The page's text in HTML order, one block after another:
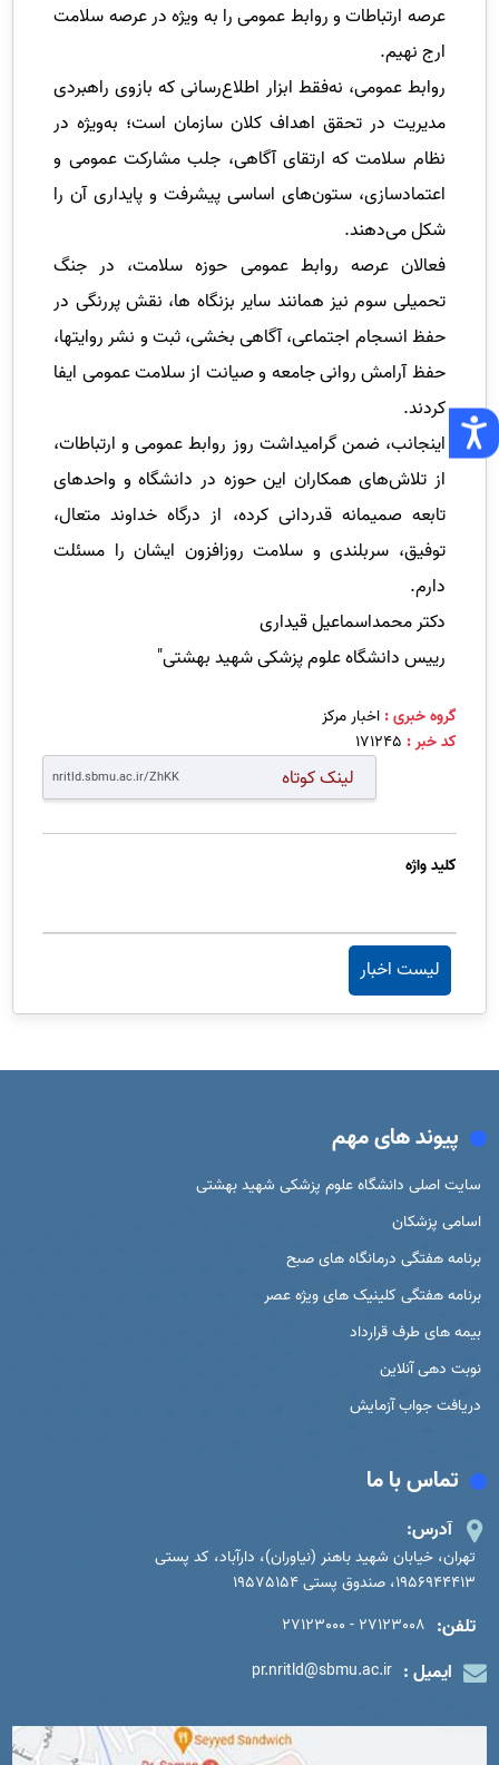
عرصه ارتباطات و روابط عمومی را به ویژه در عرصه سلامت
ارج نهیم.
روابط عمومی، نه‌فقط ابزار اطلاع‌رسانی که بازوی راهبردی
مدیریت در تحقق اهداف کلان سازمان است؛ به‌ویژه در
نظام سلامت که ارتقای آگاهی، جلب مشارکت عمومی و
اعتمادسازی، ستون‌های اساسی پیشرفت و پایداری آن را
شکل می‌دهند.
فعالان عرصه روابط عمومی حوزه سلامت، در جنگ
تحمیلی سوم نیز همانند سایر بزنگاه ها، نقش پررنگی در
حفظ انسجام اجتماعی، آگاهی بخشی، ثبت و نشر روایتها،
حفظ آرامش روانی جامعه و صیانت از سلامت عمومی ایفا
کردند.
اینجانب، ضمن گرامیداشت روز روابط عمومی و ارتباطات،
از تلاش‌های همکاران این حوزه در دانشگاه و واحدهای
تابعه صمیمانه قدردانی کرده، از درگاه خداوند متعال،
توفیق، سربلندی و سلامت روزافزون ایشان را مسئلت
دارم.
دکتر محمداسماعیل قیداری
رییس دانشگاه علوم پزشکی شهید بهشتی"
گروه خبری :اخبار مرکز
کد خبر : 171245
لینک کوتاه
کلید واژه
لیست اخبار
پیوند های مهم
سایت اصلی دانشگاه علوم پزشکی شهید بهشتی
اسامی پزشکان
برنامه هفتگی درمانگاه های صبح
برنامه هفتگی کلینیک های ویژه عصر
بیمه های طرف قرارداد
نوبت دهی آنلاین
دریافت جواب آزمایش
تماس با ما
آدرس:
تهران، خیابان شهید باهنر (نیاوران)، دارآباد، کد پستی
1956944413، صندوق پستی 19575154
تلفن: 27123008 - 27123000
ایمیل : pr.nritld@sbmu.ac.ir